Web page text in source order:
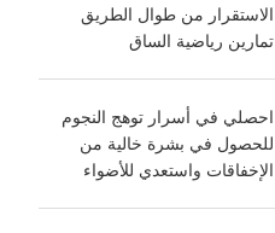
الاستقرار من طوال الطريق
تمارين رياضية الساق
احصلي في أسرار توهج النجوم
للحصول في بشرة خالية من
الإخفاقات واستعدي للأضواء